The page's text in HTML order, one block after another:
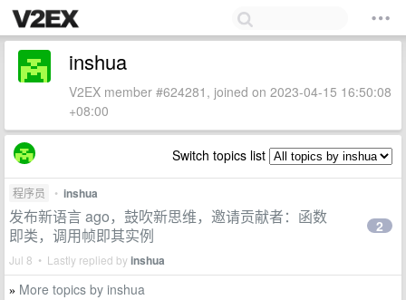
inshua
V2EX member #624281, joined on 2023-04-15 16:50:08
+08:00
Switch topics list
程序员 • inshua
发布新语言 ago，鼓吹新思维，邀请贡献者：函数
即类，调用帧即其实例
Jul 8 • Lastly replied byinshua
2
» More topics by inshua